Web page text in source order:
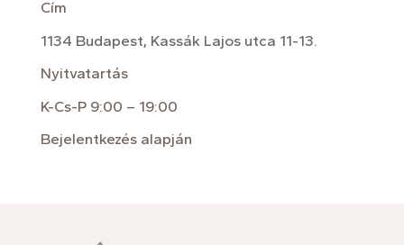
Cím
1134 Budapest, Kassák Lajos utca 11-13.
Nyitvatartás
K-Cs-P 9:00 – 19:00
Bejelentkezés alapján